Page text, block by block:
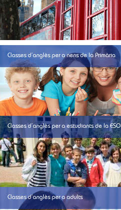
Classes d'anglès per a nens de la Primària
Classes d'anglès per a estudiants de la ESO
Classes d'anglès per a adults